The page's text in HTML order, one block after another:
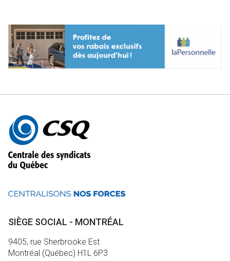
Autres
informations
SIÈGE SOCIAL - MONTRÉAL
9405, rue Sherbrooke Est
Montréal (Québec) H1L 6P3